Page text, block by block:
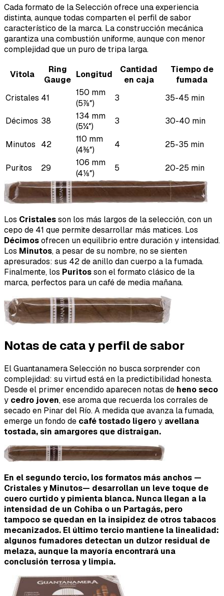
Cada formato de la Selección ofrece una experiencia
distinta, aunque todas comparten el perfil de sabor
característico de la marca. La construcción mecánica
garantiza una combustión uniforme, aunque con menor
complejidad que un puro de tripa larga.
Vitola
Ring
Gauge
Longitud
Cantidad
en caja
Tiempo de
fumada
Cristales 41
150 mm
(5⅞″)
3 35-45 min
Décimos 38
134 mm
(5¼″)
3 30-40 min
Minutos 42
110 mm
(4⅜″)
4 25-35 min
Puritos 29
106 mm
(4⅛″)
5 20-25 min
Los Cristalesson los más largos de la selección, con un
cepo de 41 que permite desarrollar más matices. Los
Décimosofrecen un equilibrio entre duración y intensidad.
Los Minutos, a pesar de su nombre, no se sienten
apresurados: sus 42 de anillo dan cuerpo a la fumada.
Finalmente, los Puritosson el formato clásico de la
marca, perfectos para un café de media mañana.
Notas de cata y perfil de sabor
El Guantanamera Selección no busca sorprender con
complejidad: su virtud está en la predictibilidad honesta.
Desde el primer encendido aparecen notas de heno seco
y cedro joven, ese aroma que recuerda los corrales de
secado en Pinar del Río. A medida que avanza la fumada,
emerge un fondo de café tostado ligeroy avellana
tostada, sin amargores que distraigan.
En el segundo tercio, los formatos más anchos —
Cristales y Minutos— desarrollan un leve toque de
cuero curtidoypimienta blanca. Nunca llegan a la
intensidad de un Cohiba o un Partagás, pero
tampoco se quedan en la insipidez de otros tabacos
mecanizados. El último tercio mantiene la linealidad:
algunos fumadores detectan un dulzor residual de
melaza, aunque la mayoría encontrará una
conclusión terrosa y limpia.